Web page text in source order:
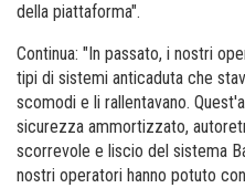
della piattaforma".
Continua: "In passato, i nostri
tipi di sistemi anticaduta che
scomodi e li rallentavano.
sicurezza ammortizzato,
scorrevole e liscio del sistema
nostri operatori hanno potuto